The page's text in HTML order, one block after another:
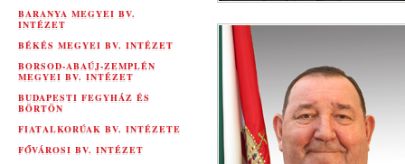
BARANYA MEGYEI BV.
INTÉZET
BÉKÉS MEGYEI BV. INTÉZET
BORSOD-ABAÚJ-ZEMPLÉN
MEGYEI BV. INTÉZET
BUDAPESTI FEGYHÁZ ÉS
BÖRTÖN
FIATALKORÚAK BV. INTÉZETE
FŐVÁROSI BV. INTÉZET